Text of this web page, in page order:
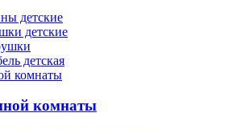
детские
детские
детская
комнаты
комнаты